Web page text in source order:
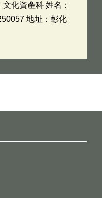
化資產科 姓名：
地址：彰化